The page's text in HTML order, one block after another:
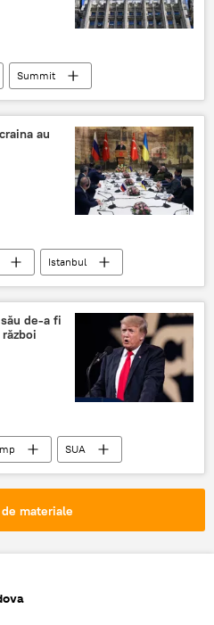
Summit
SUA
Profit
piața UE
au
Istanbul
de-a fi
SUA
Ucraina
materiale